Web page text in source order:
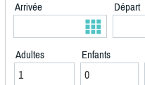
Arrivée Départ
Adultes Enfants